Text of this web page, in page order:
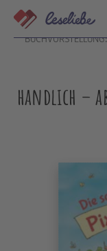
Direkt
zum
Inhalt
handlich –